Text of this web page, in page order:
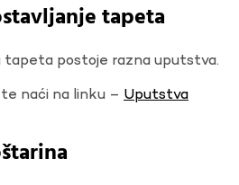
tapeta
tapeta postoje razna uputstva.
naći na linku – Uputstva